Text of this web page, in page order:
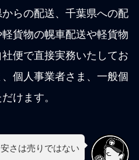
らの配送、千葉県への配
貨物の幌車配送や軽貨物
便で直接実務いたしてお
個人事業者さま、一般個
けます。
安さは売りではない